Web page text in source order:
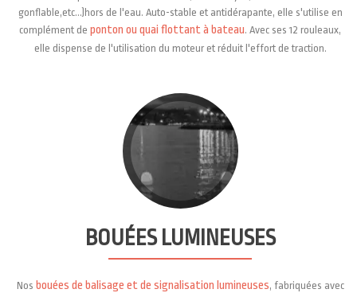
gonflable,etc...)hors de l'eau. Auto-stable et antidérapante, elle s'utilise en
complément de ponton ou quai flottant à bateau. Avec ses 12 rouleaux,
elle dispense de l'utilisation du moteur et réduit l'effort de traction.
BOUÉES LUMINEUSES
Nos bouées de balisage et de signalisation lumineuses, fabriquées avec